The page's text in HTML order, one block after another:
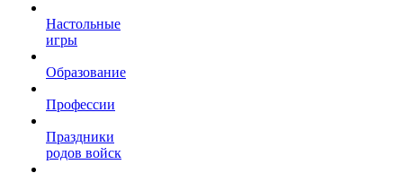
Настольные
игры
Образование
Профессии
Праздники
родов войск